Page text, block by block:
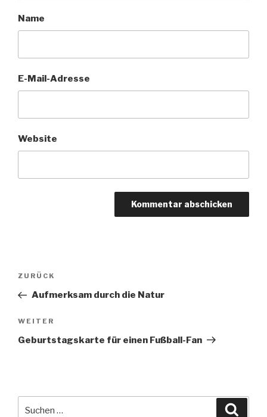
Name
E-Mail-Adresse
Website
Beitragsnavigation
Vorheriger
Beitrag
ZURÜCK
Aufmerksam durch die Natur
Nächster
Beitrag
WEITER
Geburtstagskarte für einen Fußball-Fan